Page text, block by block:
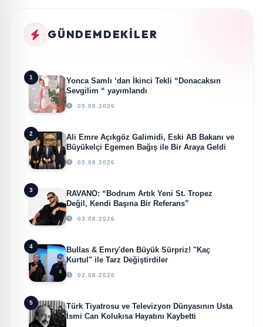
GÜNDEMDEKILER
1
Yonca Samlı ‘dan İkinci Tekli “Donacaksın
Sevgilim “ yayımlandı
05.08.2026
2
Ali Emre Açıkgöz Galimidi, Eski AB Bakanı ve
Büyükelçi Egemen Bağış ile Bir Araya Geldi
05.08.2026
3
RAVANO: “Bodrum Artık Yeni St. Tropez
Değil, Kendi Başına Bir Referans”
03.08.2026
4
Bullas & Emry'den Büyük Sürpriz! "Kaç
Kurtul" ile Tarz Değiştirdiler
02.08.2026
5
Türk Tiyatrosu ve Televizyon Dünyasının Usta
İsmi Can Kolukısa Hayatını Kaybetti